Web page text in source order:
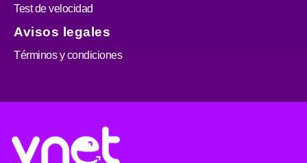
Test de velocidad
Avisos legales
Términos y condiciones